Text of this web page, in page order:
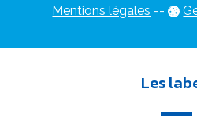
Mentions légales --
Les